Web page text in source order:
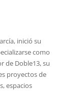
inició su
como
de Doble13, su
proyectos de
espacios